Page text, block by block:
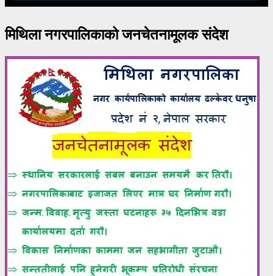
मिथिला नगरपालिकाको जनचेतनामूलक संदेश